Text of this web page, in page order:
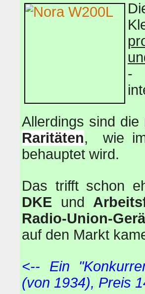
-
Allerdings sind
Raritäten, wie
behauptet wird.
Das trifft schon
DKE und
Radio-Union-
auf den Markt
<-- Ein
(von 1934), Preis